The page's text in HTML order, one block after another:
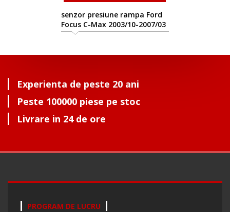
senzor presiune rampa Ford
Focus C-Max 2003/10-2007/03
Experienta de peste 20 ani
Peste 100000 piese pe stoc
Livrare in 24 de ore
PROGRAM DE LUCRU